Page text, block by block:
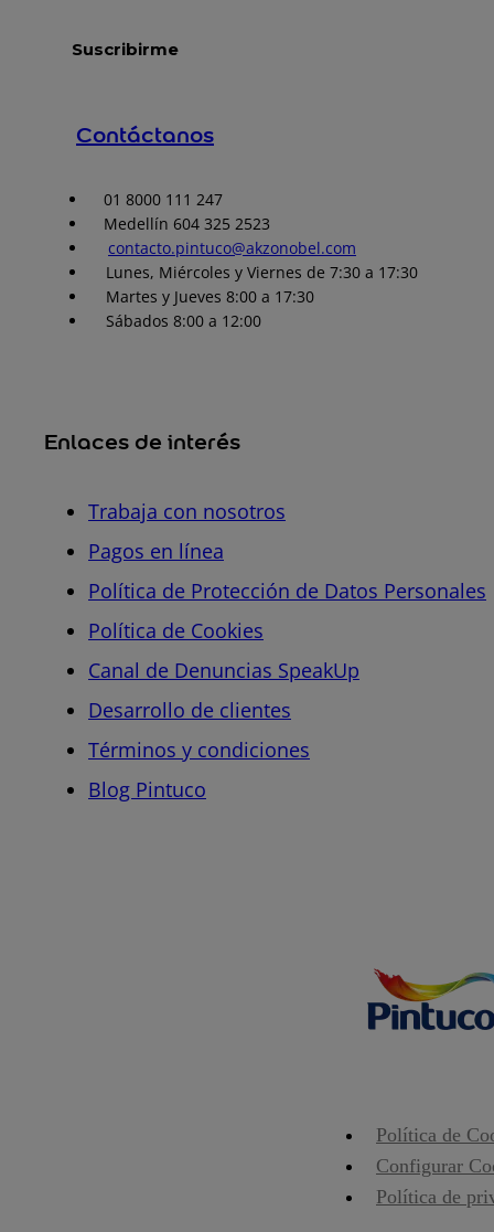
Contáctanos
01 8000 111 247
Medellín 604 325 2523
contacto.pintuco@akzonobel.com
Lunes, Miércoles y Viernes de 7:30 a 17:30
Martes y Jueves 8:00 a 17:30
Sábados 8:00 a 12:00
Enlaces de interés
Trabaja con nosotros
Pagos en línea
Política de Protección de Datos Personales
Política de Cookies
Canal de Denuncias SpeakUp
Desarrollo de clientes
Términos y condiciones
Blog Pintuco
Política de
Configurar
Política de